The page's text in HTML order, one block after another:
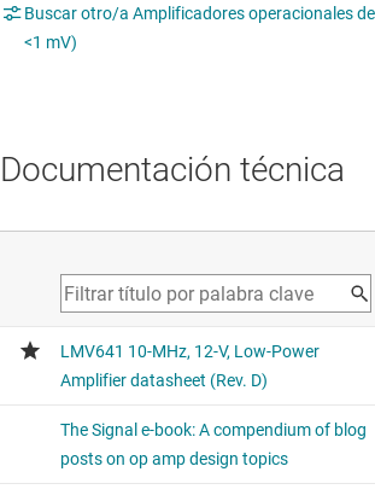
Buscar otro/a Amplificadores operacionales
<1 mV)
Documentación técnica